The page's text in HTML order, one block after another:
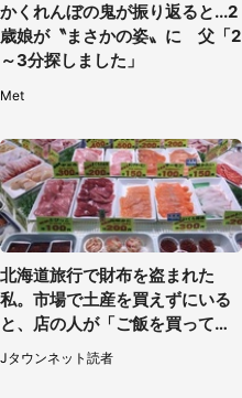
かくれんぼの鬼が振り返ると...2
歳娘が〝まさかの姿〟に 父「2
～3分探しました」
Met
北海道旅行で財布を盗まれた
私。市場で土産を買えずにいる
と、店の人が「ご飯を買って、
持って来い」（50代男性）
Jタウンネット読者